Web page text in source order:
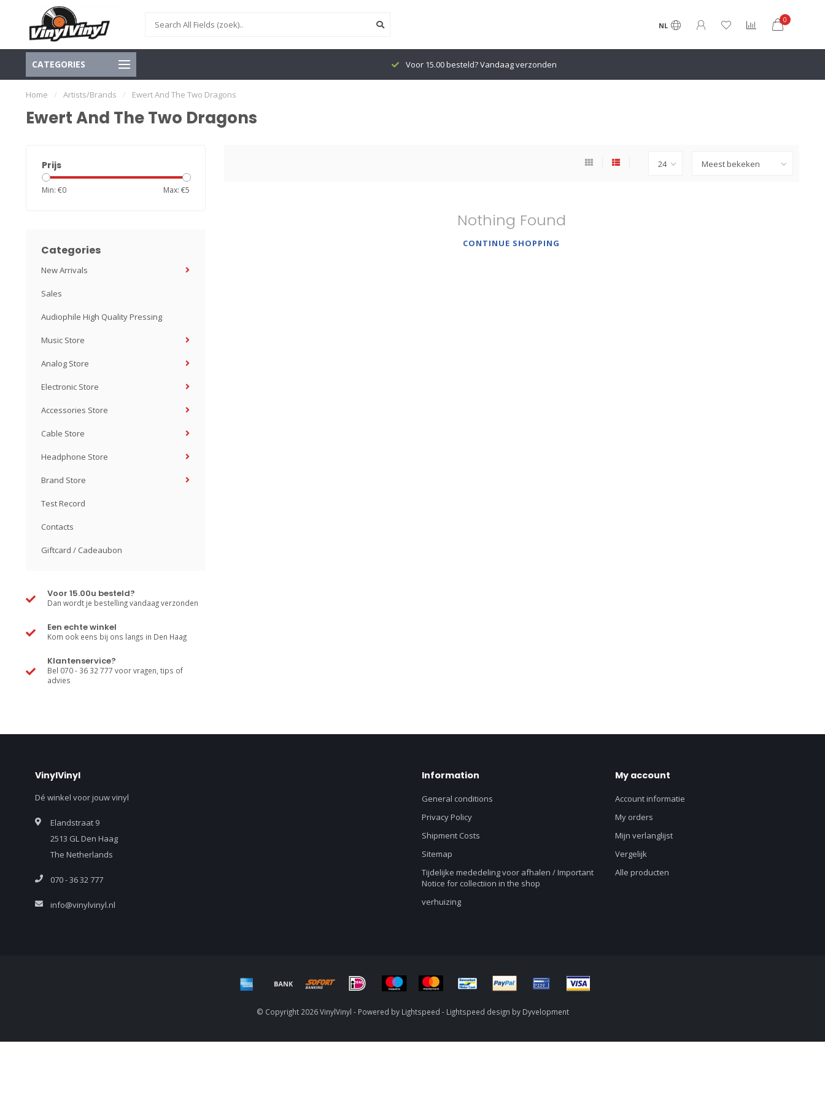
NL
0
CATEGORIES Voor 15.00 besteld? Vandaag verzonden
Home / Artists/Brands / Ewert And The Two Dragons
Ewert And The Two Dragons
Prijs
Min: €0 Max: €5
Categories
New Arrivals
Sales
Audiophile High Quality Pressing
Music Store
Analog Store
Electronic Store
Accessories Store
Cable Store
Headphone Store
Brand Store
Test Record
Contacts
Giftcard / Cadeaubon
Voor 15.00u besteld?
Dan wordt je bestelling vandaag verzonden
Een echte winkel
Kom ook eens bij ons langs in Den Haag
Klantenservice?
Bel 070 - 36 32 777 voor vragen, tips of
advies
Nothing Found
CONTINUE SHOPPING
VinylVinyl
Dé winkel voor jouw vinyl
Elandstraat 9
2513 GL Den Haag
The Netherlands
070 - 36 32 777
info@vinylvinyl.nl
Information
General conditions
Privacy Policy
Shipment Costs
Sitemap
Tijdelijke mededeling voor afhalen / Important
Notice for collectiion in the shop
verhuizing
My account
Account informatie
My orders
Mijn verlanglijst
Vergelijk
Alle producten
© Copyright 2026 VinylVinyl - Powered by Lightspeed - Lightspeed design by Dyvelopment